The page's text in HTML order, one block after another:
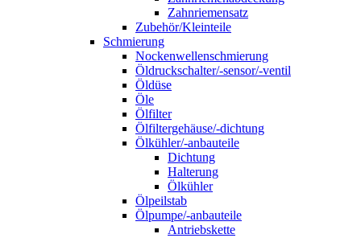
Zahnriemensatz
Zubehör/Kleinteile
Schmierung
Nockenwellenschmierung
Öldruckschalter/-sensor/-ventil
Öldüse
Öle
Ölfilter
Ölfiltergehäuse/-dichtung
Ölkühler/-anbauteile
Dichtung
Halterung
Ölkühler
Ölpeilstab
Ölpumpe/-anbauteile
Antriebskette